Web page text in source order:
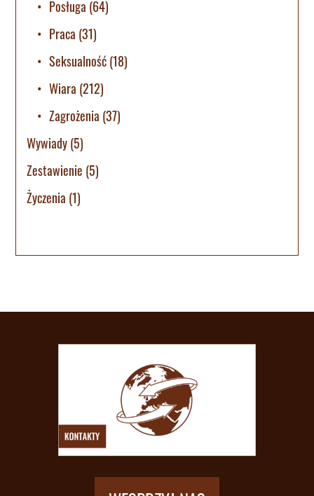
Posługa (64)
Praca (31)
Seksualność(18)
Wiara (212)
Zagrożenia (37)
Wywiady(5)
Zestawienie (5)
Życzenia (1)